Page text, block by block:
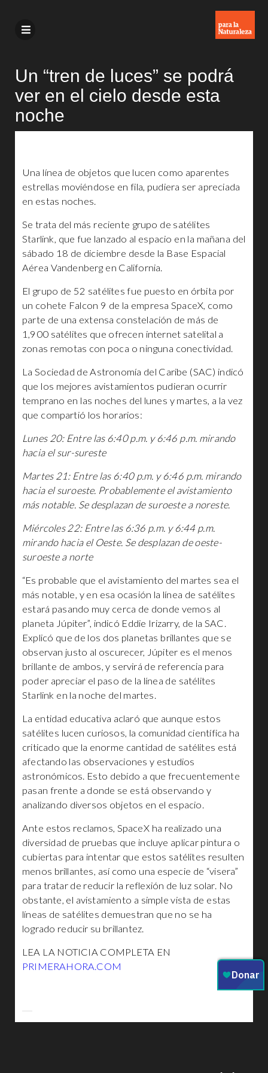
Un “tren de luces” se podrá
ver en el cielo desde esta
noche
Una línea de objetos que lucen como aparentes
estrellas moviéndose en fila, pudiera ser apreciada
en estas noches.
Se trata del más reciente grupo de satélites
Starlink, que fue lanzado al espacio en la mañana del
sábado 18 de diciembre desde la Base Espacial
Aérea Vandenberg en California.
El grupo de 52 satélites fue puesto en órbita por
un cohete Falcon 9 de la empresa SpaceX, como
parte de una extensa constelación de más de
1,900 satélites que ofrecen internet satelital a
zonas remotas con poca o ninguna conectividad.
La Sociedad de Astronomía del Caribe (SAC) indicó
que los mejores avistamientos pudieran ocurrir
temprano en las noches del lunes y martes, a la vez
que compartió los horarios:
Lunes 20: Entre las 6:40 p.m. y 6:46 p.m. mirando
hacia el sur-sureste
Martes 21: Entre las 6:40 p.m. y 6:46 p.m. mirando
hacia el suroeste. Probablemente el avistamiento
más notable. Se desplazan de suroeste a noreste.
Miércoles 22: Entre las 6:36 p.m. y 6:44 p.m.
mirando hacia el Oeste. Se desplazan de oeste-
suroeste a norte
“Es probable que el avistamiento del martes sea el
más notable, y en esa ocasión la línea de satélites
estará pasando muy cerca de donde vemos al
planeta Júpiter”, indicó Eddie Irizarry, de la SAC.
Explicó que de los dos planetas brillantes que se
observan justo al oscurecer, Júpiter es el menos
brillante de ambos, y servirá de referencia para
poder apreciar el paso de la línea de satélites
Starlink en la noche del martes.
La entidad educativa aclaró que aunque estos
satélites lucen curiosos, la comunidad científica ha
criticado que la enorme cantidad de satélites está
afectando las observaciones y estudios
astronómicos. Esto debido a que frecuentemente
pasan frente a donde se está observando y
analizando diversos objetos en el espacio.
Ante estos reclamos, SpaceX ha realizado una
diversidad de pruebas que incluye aplicar pintura o
cubiertas para intentar que estos satélites resulten
menos brillantes, así como una especie de “visera”
para tratar de reducir la reflexión de luz solar. No
obstante, el avistamiento a simple vista de estas
líneas de satélites demuestran que no se ha
logrado reducir su brillantez.
LEA LA NOTICIA COMPLETA EN
PRIMERAHORA.COM